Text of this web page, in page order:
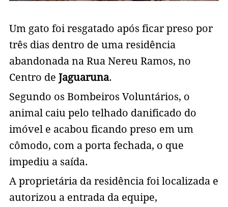
Um gato foi resgatado após ficar preso por
três dias dentro de uma residência
abandonada na Rua Nereu Ramos, no
Centro de Jaguaruna.
Segundo os Bombeiros Voluntários, o
animal caiu pelo telhado danificado do
imóvel e acabou ficando preso em um
cômodo, com a porta fechada, o que
impediu a saída.
A proprietária da residência foi localizada e
autorizou a entrada da equipe,